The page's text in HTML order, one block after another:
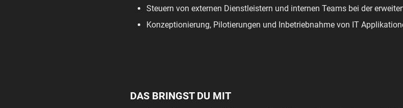
Steuern von externen Dienstleistern und internen Teams bei der
Konzeptionierung, Pilotierungen und Inbetriebnahme von IT
DAS BRINGST DU MIT